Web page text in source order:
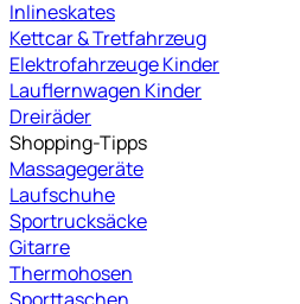
Inlineskates
Kettcar & Tretfahrzeug
Elektrofahrzeuge Kinder
Lauflernwagen Kinder
Dreiräder
Shopping-Tipps
Massagegeräte
Laufschuhe
Sportrucksäcke
Gitarre
Thermohosen